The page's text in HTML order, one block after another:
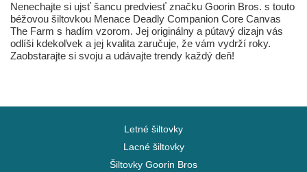
Nenechajte si ujsť šancu predviesť značku Goorin Bros. s touto
béžovou šiltovkou Menace Deadly Companion Core Canvas
The Farm s hadím vzorom. Jej originálny a pútavý dizajn vás
odlíši kdekoľvek a jej kvalita zaručuje, že vám vydrží roky.
Zaobstarajte si svoju a udávajte trendy každý deň!
Letné šiltovky
Lacné šiltovky
Šiltovky Goorin Bros